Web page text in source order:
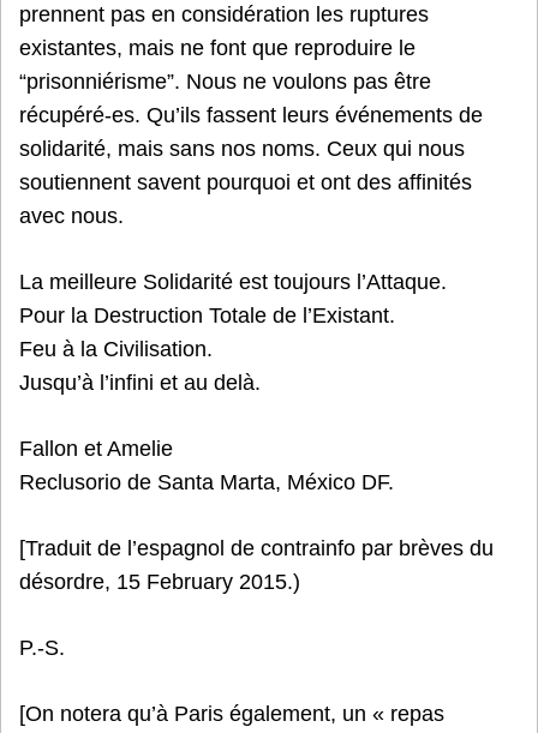
prennent pas en considération les ruptures
existantes, mais ne font que reproduire le
“prisonniérisme”. Nous ne voulons pas être
récupéré-es. Qu’ils fassent leurs événements de
solidarité, mais sans nos noms. Ceux qui nous
soutiennent savent pourquoi et ont des affinités
avec nous.
La meilleure Solidarité est toujours l’Attaque.
Pour la Destruction Totale de l’Existant.
Feu à la Civilisation.
Jusqu’à l’infini et au delà.
Fallon et Amelie
Reclusorio de Santa Marta, México DF.
[Traduit de l’espagnol de contrainfo par brèves du
désordre, 15 February 2015.)
P.-S.
[On notera qu’à Paris également, un « repas